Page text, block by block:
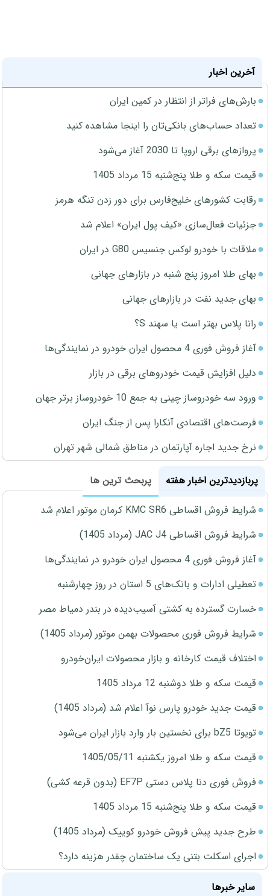
آخرین اخبار
بارش‌های فراتر از انتظار در کمین ایران
تعداد حساب‌های بانکی‌تان را اینجا مشاهده کنید
پروازهای برقی اروپا تا 2030 آغاز می‌شود
قیمت سکه و طلا پنج‌شنبه 15 مرداد 1405
رقابت کشورهای خلیج‌فارس برای دور زدن تنگه هرمز
جزئیات فعال‌سازی «کیف پول ایران» اعلام شد
ملاقات با خودرو لوکس جنسیس G80 در ایران
بهای طلا امروز پنج شنبه در بازارهای جهانی
بهای جدید نفت در بازارهای جهانی
رانا پلاس بهتر است یا سهند S؟
آغاز فروش فوری 4 محصول ایران خودرو در نمایندگی‌ها
دلیل افزایش قیمت خودروهای برقی در بازار
ورود سه خودروساز چینی به جمع 10 خودروساز برتر جهان
فرصت‌های اقتصادی آنکارا پس از جنگ ایران
نرخ جدید اجاره آپارتمان در مناطق شمالی شهر تهران
پربازدیدترین اخبار هفته
پربحث ترین ها
شرایط فروش اقساطی KMC SR6 کرمان موتور اعلام شد
شرایط فروش اقساطی JAC J4 (مرداد 1405)
آغاز فروش فوری 4 محصول ایران خودرو در نمایندگی‌ها
تعطیلی ادارات و بانک‌های 5 استان در روز چهارشنبه
خسارت گسترده به کشتی آسیب‌دیده در بندر دمیاط مصر
شرایط فروش فوری محصولات بهمن موتور (مرداد 1405)
اختلاف قیمت کارخانه و بازار محصولات ایران‌خودرو
قیمت سکه و طلا دوشنبه 12 مرداد 1405
قیمت جدید خودرو پارس نوآ اعلام شد (مرداد 1405)
تویوتا bZ5 برای نخستین بار وارد بازار ایران می‌شود
قیمت سکه و طلا امروز یکشنبه 1405/05/11
فروش فوری دنا پلاس دستی EF7P (بدون قرعه کشی)
قیمت سکه و طلا پنج‌شنبه 15 مرداد 1405
طرح جدید پیش فروش خودرو کوییک (مرداد 1405)
اجرای اسکلت بتنی یک ساختمان چقدر هزینه دارد؟
سایر خبرها